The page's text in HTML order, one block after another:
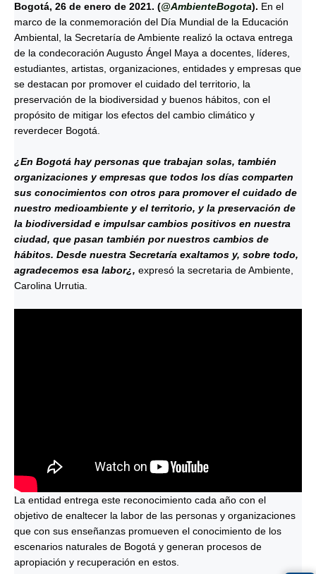
Bogotá, 26 de enero de 2021. (@AmbienteBogota). En el
marco de la conmemoración del Día Mundial de la Educación
Ambiental, la Secretaría de Ambiente realizó la octava entrega
de la condecoración Augusto Ángel Maya a docentes, líderes,
estudiantes, artistas, organizaciones, entidades y empresas que
se destacan por promover el cuidado del territorio, la
preservación de la biodiversidad y buenos hábitos, con el
propósito de mitigar los efectos del cambio climático y
reverdecer Bogotá.
¿En Bogotá hay personas que trabajan solas, también
organizaciones y empresas que todos los días comparten
sus conocimientos con otros para promover el cuidado de
nuestro medioambiente y el territorio, y la preservación de
la biodiversidad e impulsar cambios positivos en nuestra
ciudad, que pasan también por nuestros cambios de
hábitos. Desde nuestra Secretaría exaltamos y, sobre todo,
agradecemos esa labor¿, expresó la secretaria de Ambiente,
Carolina Urrutia.
La entidad entrega este reconocimiento cada año con el
objetivo de enaltecer la labor de las personas y organizaciones
que con sus enseñanzas promueven el conocimiento de los
escenarios naturales de Bogotá y generan procesos de
apropiación y recuperación en estos.